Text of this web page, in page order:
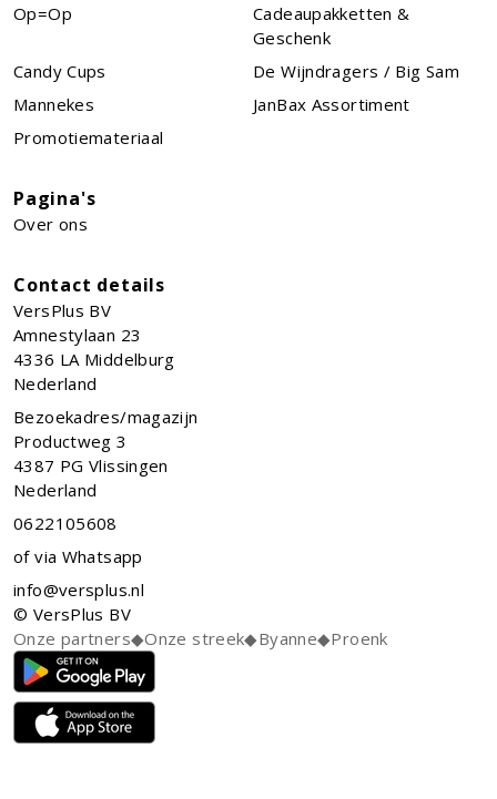
Op=Op
Cadeaupakketten &
Geschenk
Candy Cups
De Wijndragers / Big Sam
Mannekes
JanBax Assortiment
Promotiemateriaal
Pagina's
Over ons
Contact details
VersPlus BV
Amnestylaan 23
4336 LA Middelburg
Nederland
Bezoekadres/magazijn
Productweg 3
4387 PG Vlissingen
Nederland
0622105608
of via Whatsapp
info@versplus.nl
© VersPlus BV
Onze partners◆Onze streek◆Byanne◆Proenk